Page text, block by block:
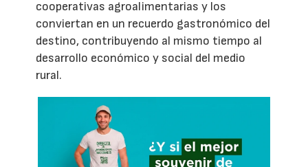
cooperativas agroalimentarias y los
conviertan en un recuerdo gastronómico del
destino, contribuyendo al mismo tiempo al
desarrollo económico y social del medio
rural.